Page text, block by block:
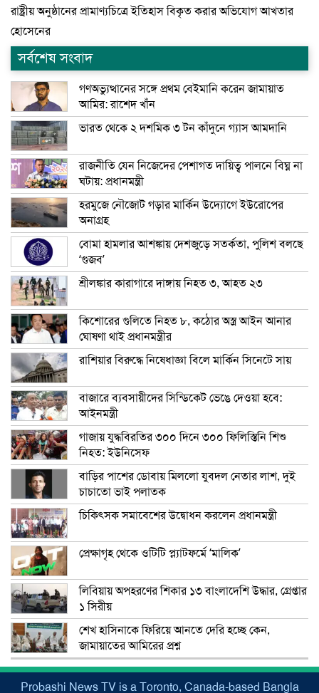
রাষ্ট্রীয় অনুষ্ঠানের প্রামাণ্যচিত্রে ইতিহাস বিকৃত করার অভিযোগ আখতার
হোসেনের
সর্বশেষ সংবাদ
গণঅভ্যুত্থানের সঙ্গে প্রথম বেইমানি করেন জামায়াত
আমির: রাশেদ খাঁন
ভারত থেকে ২ দশমিক ৩ টন কাঁদুনে গ্যাস আমদানি
রাজনীতি যেন নিজেদের পেশাগত দায়িত্ব পালনে বিঘ্ন না
ঘটায়: প্রধানমন্ত্রী
হরমুজে নৌজোট গড়ার মার্কিন উদ্যোগে ইউরোপের
অনাগ্রহ
বোমা হামলার আশঙ্কায় দেশজুড়ে সতর্কতা, পুলিশ বলছে
‘গুজব’
শ্রীলঙ্কার কারাগারে দাঙ্গায় নিহত ৩, আহত ২৩
কিশোরের গুলিতে নিহত ৮, কঠোর অস্ত্র আইন আনার
ঘোষণা থাই প্রধানমন্ত্রীর
রাশিয়ার বিরুদ্ধে নিষেধাজ্ঞা বিলে মার্কিন সিনেটে সায়
বাজারে ব্যবসায়ীদের সিন্ডিকেট ভেঙে দেওয়া হবে:
আইনমন্ত্রী
গাজায় যুদ্ধবিরতির ৩০০ দিনে ৩০০ ফিলিস্তিনি শিশু
নিহত: ইউনিসেফ
বাড়ির পাশের ডোবায় মিললো যুবদল নেতার লাশ, দুই
চাচাতো ভাই পলাতক
চিকিৎসক সমাবেশের উদ্বোধন করলেন প্রধানমন্ত্রী
প্রেক্ষাগৃহ থেকে ওটিটি প্ল্যাটফর্মে ‘মালিক’
লিবিয়ায় অপহরণের শিকার ১৩ বাংলাদেশি উদ্ধার, গ্রেপ্তার
১ সিরীয়
শেখ হাসিনাকে ফিরিয়ে আনতে দেরি হচ্ছে কেন,
জামায়াতের আমিরের প্রশ্ন
Probashi News TV is a Toronto, Canada-based Bangla